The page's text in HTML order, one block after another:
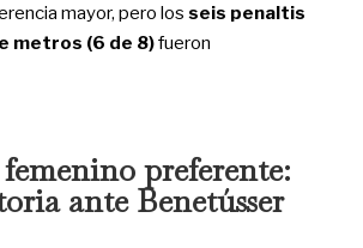
mayor, pero los seis penaltis
metros (6 de 8)fueron
preferente:
ante Benetússer